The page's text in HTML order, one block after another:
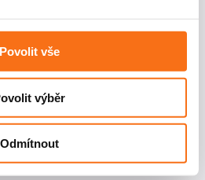
o tom, jak náš web používáte,
pro sociální média, inzerci a
mohou zkombinovat s
používáte jejich služby.
Povolit vše
výběr
Odmítnout
vajíčka, spermie či embrya,
punkce. Místo toho
pomocí hormonální léčby